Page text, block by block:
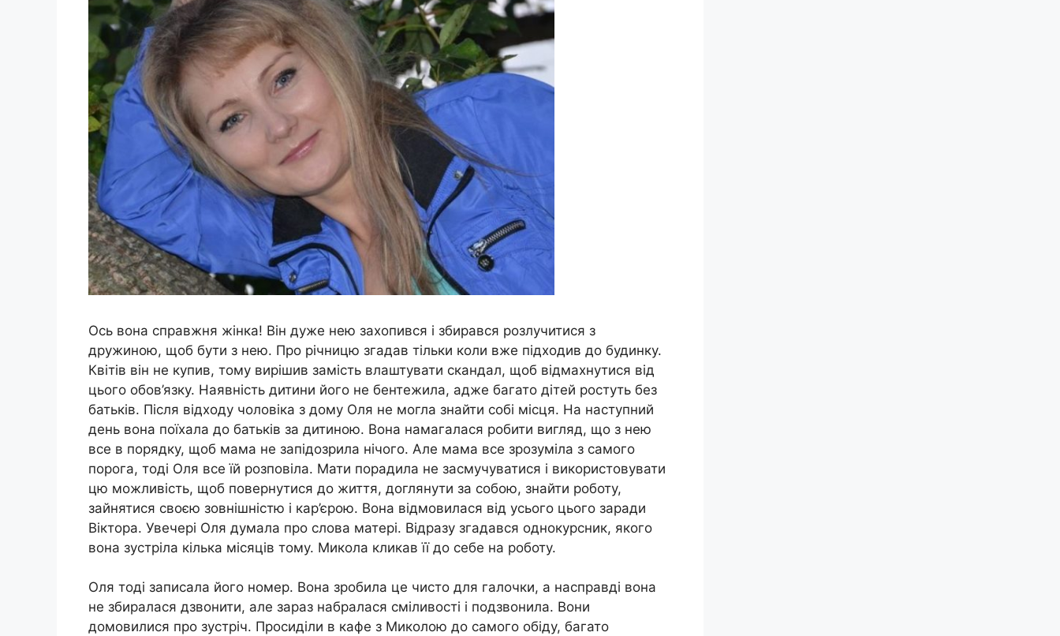
Ось вона справжня жінка! Він дуже нею захопився і збирався розлучитися з
дружиною, щоб бути з нею. Про річницю згадав тільки коли вже підходив до будинку.
Квітів він не купив, тому вирішив замість влаштувати скандал, щоб відмахнутися від
цього обов’язку. Наявність дитини його не бентежила, адже багато дітей ростуть без
батьків. Після відходу чоловіка з дому Оля не могла знайти собі місця. На наступний
день вона поїхала до батьків за дитиною. Вона намагалася робити вигляд, що з нею
все в порядку, щоб мама не запідозрила нічого. Але мама все зрозуміла з самого
порога, тоді Оля все їй розповіла. Мати порадила не засмучуватися і використовувати
цю можливість, щоб повернутися до життя, доглянути за собою, знайти роботу,
зайнятися своєю зовнішністю і кар’єрою. Вона відмовилася від усього цього заради
Віктора. Увечері Оля думала про слова матері. Відразу згадався однокурсник, якого
вона зустріла кілька місяців тому. Микола кликав її до себе на роботу.
Оля тоді записала його номер. Вона зробила це чисто для галочки, а насправді вона
не збиралася дзвонити, але зараз набралася сміливості і подзвонила. Вони
домовилися про зустріч. Просиділи в кафе з Миколою до самого обіду, багато